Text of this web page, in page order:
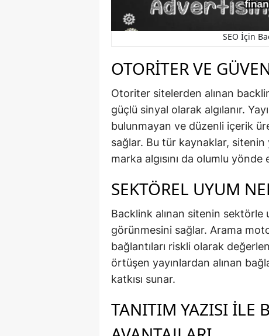
SEO İçin
OTORITER VE
Otoriter sitelerden alınan
güçlü sinyal olarak algılanır.
bulunmayan ve düzenli içerik
sağlar. Bu tür kaynaklar, sitenin
marka algısını da olumlu yönde
SEKTÖREL UYUM
Backlink alınan sitenin sektörle
görünmesini sağlar. Arama
bağlantıları riskli olarak
örtüşen yayınlardan alınan
katkısı sunar.
TANITIM YAZISI İLE